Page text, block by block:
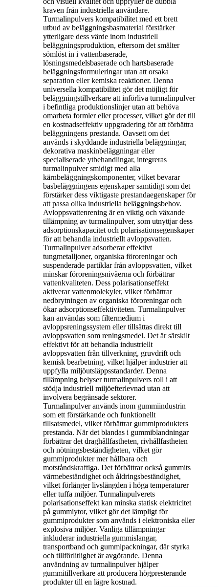
kraven från industriella användare.
Turmalinpulvers kompatibilitet med ett brett
utbud av beläggningsbasmaterial förstärker
ytterligare dess värde inom industriell
beläggningsproduktion, eftersom det smälter
sömlöst in i vattenbaserade,
lösningsmedelsbaserade och hartsbaserade
beläggningsformuleringar utan att orsaka
separation eller kemiska reaktioner. Denna
universella kompatibilitet gör det möjligt för
beläggningstillverkare att införliva turmalinpulver
i befintliga produktionslinjer utan att behöva
omarbeta formler eller processer, vilket gör det till
en kostnadseffektiv uppgradering för att förbättra
beläggningens prestanda. Oavsett om det
används i skyddande industriella beläggningar,
dekorativa maskinbeläggningar eller
specialiserade ytbehandlingar, integreras
turmalinpulver smidigt med alla
kärnbeläggningskomponenter, vilket bevarar
basbeläggningens egenskaper samtidigt som det
förstärker dess viktigaste prestandaegenskaper för
att passa olika industriella beläggningsbehov.
Avloppsvattenrening är en viktig och växande
tillämpning av turmalinpulver, som utnyttjar dess
adsorptionskapacitet och polarisationsegenskaper
för att behandla industriellt avloppsvatten.
Turmalinpulver adsorberar effektivt
tungmetalljoner, organiska föroreningar och
suspenderade partiklar från avloppsvatten, vilket
minskar föroreningsnivåerna och förbättrar
vattenkvaliteten. Dess polarisationseffekt
aktiverar vattenmolekyler, vilket förbättrar
nedbrytningen av organiska föroreningar och
ökar adsorptionseffektiviteten. Turmalinpulver
kan användas som filtermedium i
avloppsreningssystem eller tillsättas direkt till
avloppsvatten som reningsmedel. Det är särskilt
effektivt för att behandla industriellt
avloppsvatten från tillverkning, gruvdrift och
kemisk bearbetning, vilket hjälper industrier att
uppfylla miljöutsläppsstandarder. Denna
tillämpning belyser turmalinpulvers roll i att
stödja industriell miljöefterlevnad utan att
involvera begränsade sektorer.
Turmalinpulver används inom gummiindustrin
som ett förstärkande och funktionellt
tillsatsmedel, vilket förbättrar gummiprodukters
prestanda. När det blandas i gummiblandningar
förbättrar det draghållfastheten, rivhållfastheten
och nötningsbeständigheten, vilket gör
gummiprodukter mer hållbara och
motståndskraftiga. Det förbättrar också gummits
värmebeständighet och åldringsbeständighet,
vilket förlänger livslängden i höga temperaturer
eller tuffa miljöer. Turmalinpulverets
polarisationseffekt kan minska statisk elektricitet
på gummiytor, vilket gör det lämpligt för
gummiprodukter som används i elektroniska eller
explosiva miljöer. Vanliga tillämpningar
inkluderar industriella gummislangar,
transportband och gummipackningar, där styrka
och tillförlitlighet är avgörande. Denna
användning av turmalinpulver hjälper
gummitillverkare att producera högpresterande
produkter till en lägre kostnad.